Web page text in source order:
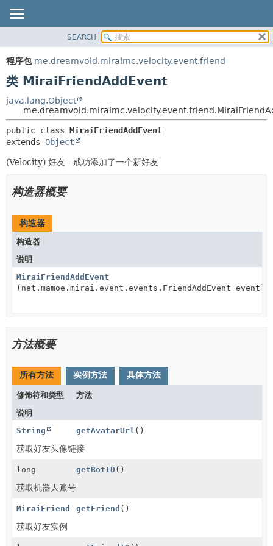
程序包
类
使用
已过时
嵌套
方法
详细资料:
SEARCH
程序包 me.dreamvoid.miraimc.velocity.event.friend
类 MiraiFriendAddEvent
java.lang.Object
public class MiraiFriendAddEvent
extends Object
(Velocity) 好友 - 成功添加了一个新好友
构造器概要
构造器
构造器
说明
MiraiFriendAddEvent
(net.mamoe.mirai.event.events.FriendAddEvent event)
方法概要
所有方法 实例方法 具体方法
修饰符和类型
方法
说明
String
getAvatarUrl ()
获取好友头像链接
long getBotID()
获取机器人账号
MiraiFriend getFriend ()
获取好友实例